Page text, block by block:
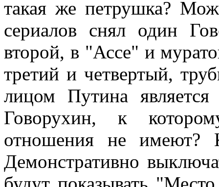
такая же петрушка?
сериалов снял один
второй, в "Ассе" и
третий и четвертый,
лицом Путина
Говорухин, к
отношения не имеют?
Демонстративно